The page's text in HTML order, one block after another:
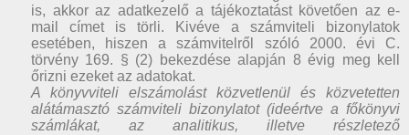
is, akkor az adatkezelő a tájékoztatást követően az e-
mail címet is törli. Kivéve a számviteli bizonylatok
esetében, hiszen a számvitelről szóló 2000. évi C.
törvény 169. § (2) bekezdése alapján 8 évig meg kell
őrizni ezeket az adatokat.
A könyvviteli elszámolást közvetlenül és közvetetten
alátámasztó számviteli bizonylatot (ideértve a főkönyvi
számlákat, az analitikus, illetve részletező